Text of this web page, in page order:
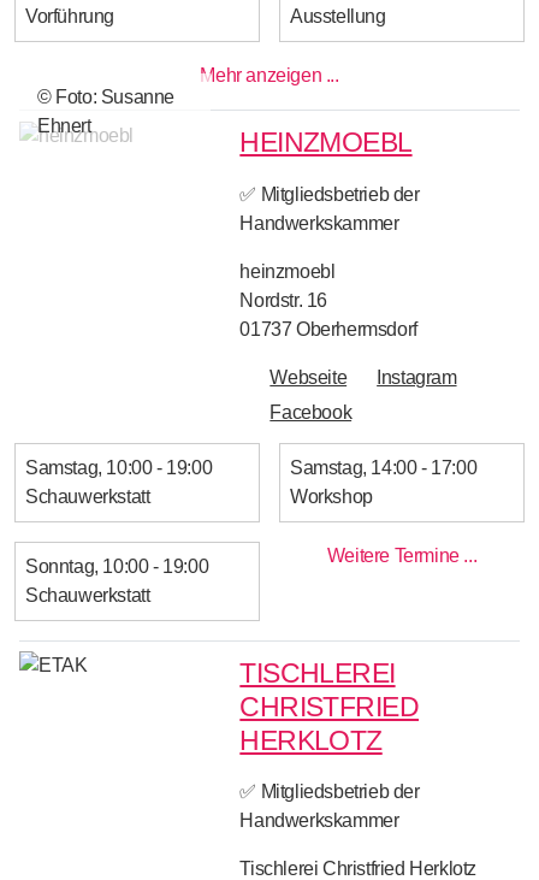
Vorführung Ausstellung
Mehr anzeigen ...
© Foto: Susanne
Ehnert
HEINZMOEBL
✅ Mitgliedsbetrieb der
Handwerkskammer
heinzmoebl
Nordstr. 16
01737 Oberhermsdorf
Webseite
Instagram
Facebook
Samstag 10:00 - 19:00
Schauwerkstatt
Samstag 14:00 - 17:00
Workshop
Sonntag 10:00 - 19:00
Schauwerkstatt
Weitere Termine ...
TISCHLEREI
CHRISTFRIED
HERKLOTZ
✅ Mitgliedsbetrieb der
Handwerkskammer
Tischlerei Christfried Herklotz